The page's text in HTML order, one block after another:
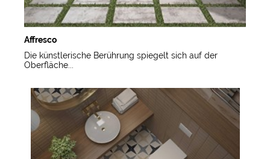
Affresco
Die künstlerische Berührung spiegelt sich auf der
Oberfläche...